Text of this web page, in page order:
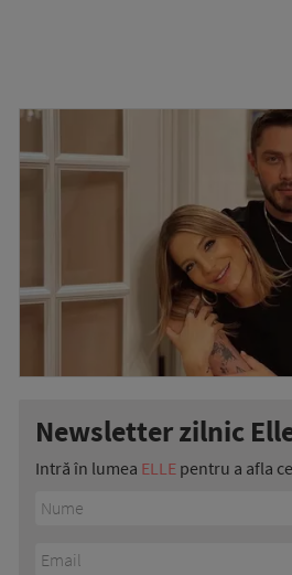
Newsletter zilnic
Intră în lumea ELLE pentru a afla